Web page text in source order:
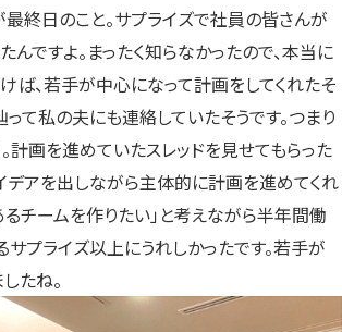
終日のこと。サプライズで社員の皆さんが
んですよ。まったく知らなかったので、本当に
けば、若手が中心になって計画をしてくれたそ
って私の夫にも連絡していたそうです。つまり
。計画を進めていたスレッドを見せてもらった
デアを出しながら主体的に計画を進めてくれ
るチームを作りたい」と考えながら半年間働
サプライズ以上にうれしかったです。若手が
たね。